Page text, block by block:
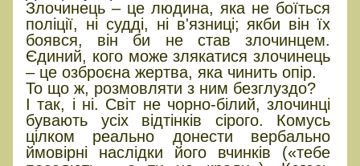
Злочинець – це людина, яка не боїться
поліції, ні судді, ні в'язниці; якби він їх
боявся, він би не став злочинцем.
Єдиний, кого може злякатися злочинець
– це озброєна жертва, яка чинить опір.
То що ж, розмовляти з ним безглуздо?
І так, і ні. Світ не чорно-білий, злочинці
бувають усіх відтінків сірого. Комусь
цілком реально донести вербально
ймовірні наслідки його вчинків («тебе